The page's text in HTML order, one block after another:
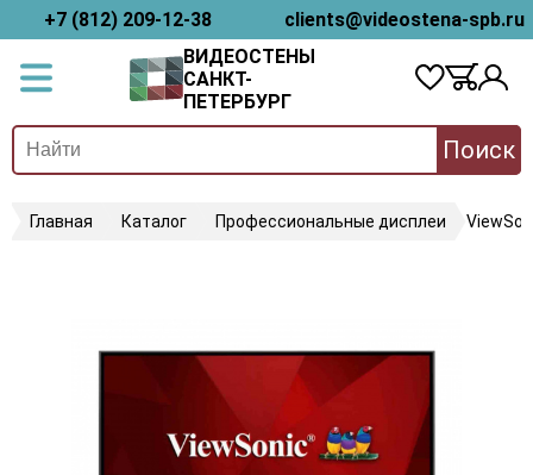
+7 (812) 209-12-38
clients@videostena-spb.ru
ВИДЕОСТЕНЫ
САНКТ-
ПЕТЕРБУРГ
Поиск
Главная Каталог Профессиональные дисплеи